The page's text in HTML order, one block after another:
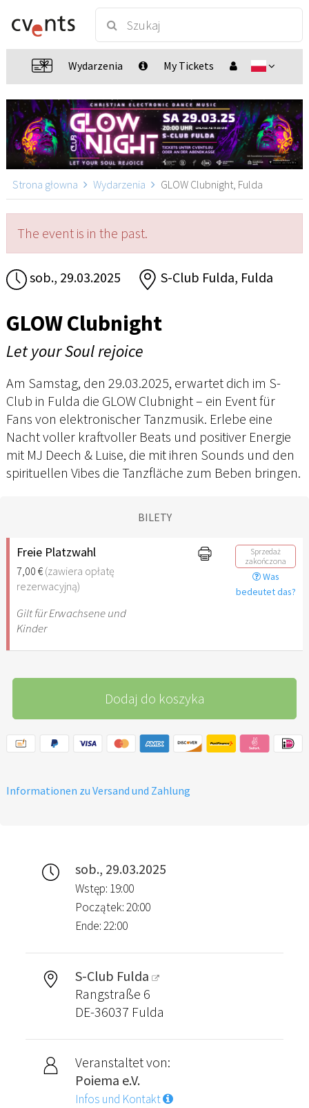
Wydarzenia My Tickets
Strona głowna Wydarzenia GLOW Clubnight, Fulda
The event is in the past.
sob., 29.03.2025 S-Club Fulda, Fulda
GLOW Clubnight
Let your Soul rejoice
Am Samstag, den 29.03.2025, erwartet dich im S-
Club in Fulda die GLOW Clubnight – ein Event für
Fans von elektronischer Tanzmusik. Erlebe eine
Nacht voller kraftvoller Beats und positiver Energie
mit MJ Deech & Luise, die mit ihren Sounds und den
spirituellen Vibes die Tanzfläche zum Beben bringen.
BILETY
Freie Platzwahl
7,00 €(zawiera opłatę
rezerwacyjną)
Sprzedaż
zakończona
Was
bedeutet das?
Gilt für Erwachsene und
Kinder
Dodaj do koszyka
Informationen zu Versand und Zahlung
sob., 29.03.2025
Wstęp: 19:00
Początek: 20:00
Ende: 22:00
S-Club Fulda
Rangstraße 6
DE-36037 Fulda
Veranstaltet von:
Poiema e.V.
Infos und Kontakt